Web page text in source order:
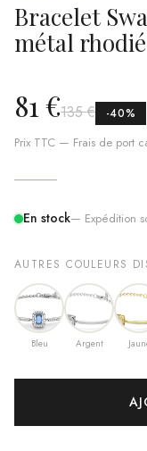
Bracelet
métal rhodié
81 €135 € -40%
Prix TTC — Frais de port
En stock— Expédition
AUTRES COULEURS
Bleu Argent